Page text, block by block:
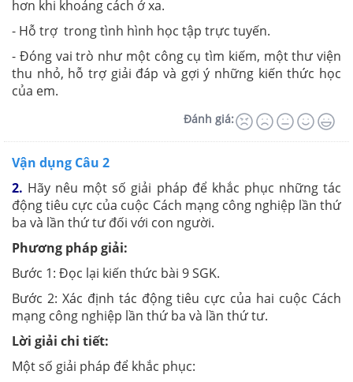
hơn khi khoảng cách ở xa.
- Hỗ trợ trong tình hình học tập trực tuyến.
- Đóng vai trò như một công cụ tìm kiếm, một thư viện
thu nhỏ, hỗ trợ giải đáp và gợi ý những kiến thức học
của em.
Đánh giá:
Vận dụng Câu 2
2. Hãy nêu một số giải pháp để khắc phục những tác
động tiêu cực của cuộc Cách mạng công nghiệp lần thứ
ba và lần thứ tư đối với con người.
Phương pháp giải:
Bước 1: Đọc lại kiến thức bài 9 SGK.
Bước 2: Xác định tác động tiêu cực của hai cuộc Cách
mạng công nghiệp lần thứ ba và lần thứ tư.
Lời giải chi tiết:
Một số giải pháp để khắc phục: